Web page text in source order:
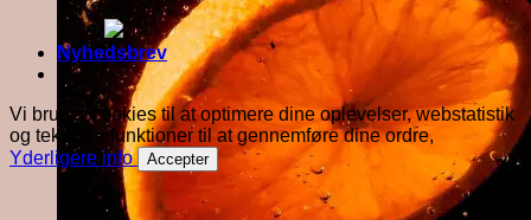
Nyhedsbrev
Vi bruger cookies til at optimere dine oplevelser, webstatistik
og tekniske funktioner til at gennemføre dine ordre,
Yderligere info
Accepter